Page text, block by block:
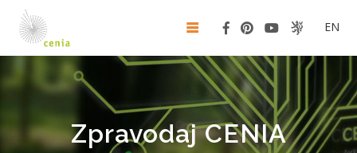
EN
Zpravodaj CENIA